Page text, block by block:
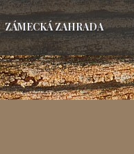
ZÁMECKÁ ZAHRADA